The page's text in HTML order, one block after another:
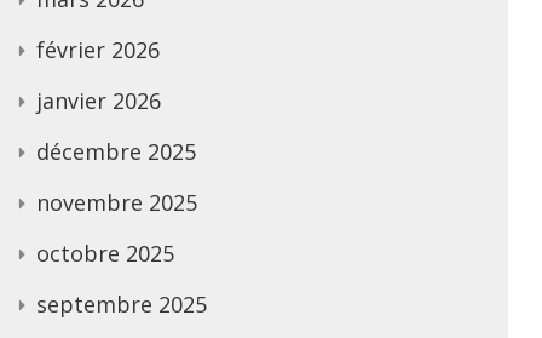
février 2026
janvier 2026
décembre 2025
novembre 2025
octobre 2025
septembre 2025